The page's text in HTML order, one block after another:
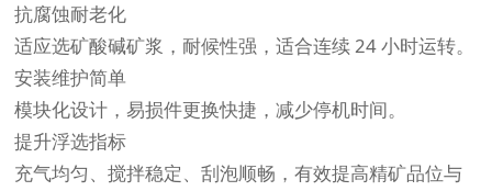
抗腐蚀耐老化
适应选矿酸碱矿浆，耐候性强，适合连续 24 小时运转。
安装维护简单
模块化设计，易损件更换快捷，减少停机时间。
提升浮选指标
充气均匀、搅拌稳定、刮泡顺畅，有效提高精矿品位与